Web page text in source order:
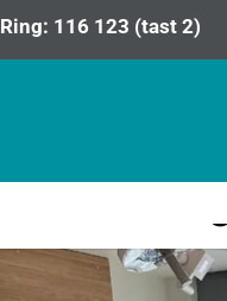
Ring: 116 123 (tast 2)